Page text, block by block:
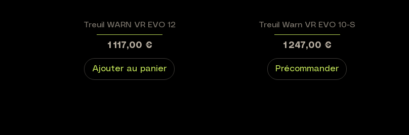
Treuil WARN VR EVO 12
Prix
1 117,00 €
Ajouter au panier
Treuil Warn VR EVO 10-S
Prix
1 247,00 €
Précommander